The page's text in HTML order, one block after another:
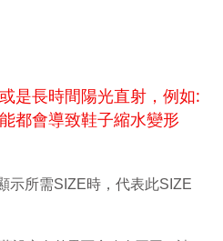
是長時間陽光直射，例如:
都會導致鞋子縮水變形
示所需SIZE時，代表此SIZE